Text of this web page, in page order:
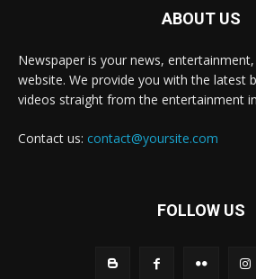
ABOUT US
Newspaper is your news,
website. We provide you with the latest
videos straight from the entertainment
Contact us: contact@yoursite.com
FOLLOW US